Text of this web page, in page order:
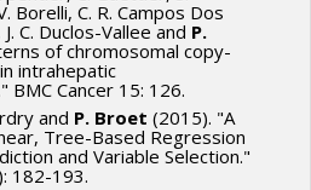
Borelli, C. R. Campos Dos
C. Duclos-Vallee and P.
of chromosomal copy-
intrahepatic
BMC Cancer 15: 126.
and P. Broet (2015). "A
Tree-Based Regression
and Variable Selection."
182-193.